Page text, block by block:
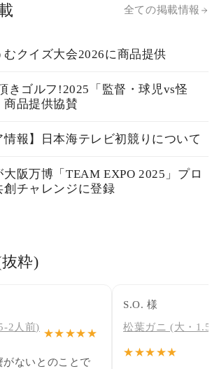
全ての掲載情報
むクイズ大会2026に商品提供
きゴルフ!2025「監督・球児vs怪
商品提供協賛
情報】日本海テレビ初競りについて
大阪万博「TEAM EXPO 2025」プロ
創チャレンジに登録
粋)
2人前)
★★★★★
がないとのことで
S.O. 様
松葉ガニ (大・
★★★★★